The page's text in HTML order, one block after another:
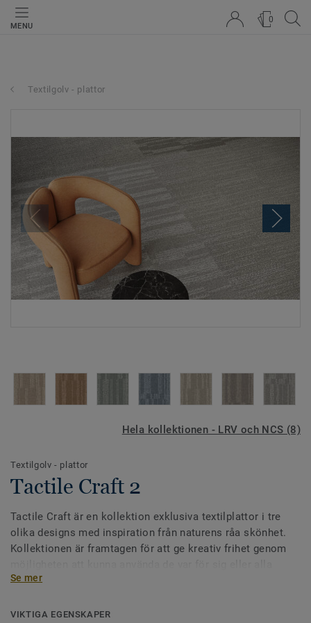
MENU
0
Textilgolv - plattor
Hela kollektionen - LRV och NCS (8)
Textilgolv - plattor
Tactile Craft 2
Tactile Craft är en kollektion exklusiva textilplattor i tre
olika designs med inspiration från naturens råa skönhet.
Kollektionen är framtagen för att ge kreativ frihet genom
tillsammans. Skapa sömlösa övergångar på golvet i
designs.Tactile Craft 2 fungerar som en övergångsdesign
Se mer
VIKTIGA EGENSKAPER